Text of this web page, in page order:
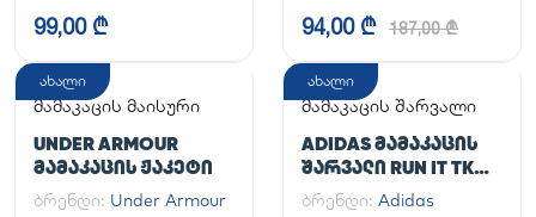
99,00 ₾ 94,00 ₾ 187,00 ₾
ახალი
მამაკაცის მაისური
UNDER ARMOUR
ᲛᲐᲛᲐᲙᲐᲪᲘᲡ ᲟᲐᲙᲔᲢᲘ
ბრენდი: Under Armour
ახალი
მამაკაცის შარვალი
ADIDAS ᲛᲐᲛᲐᲙᲐᲪᲘᲡ
ᲨᲐᲠᲕᲐᲚᲘ RUN IT TKO
PANT
ბრენდი: Adidas